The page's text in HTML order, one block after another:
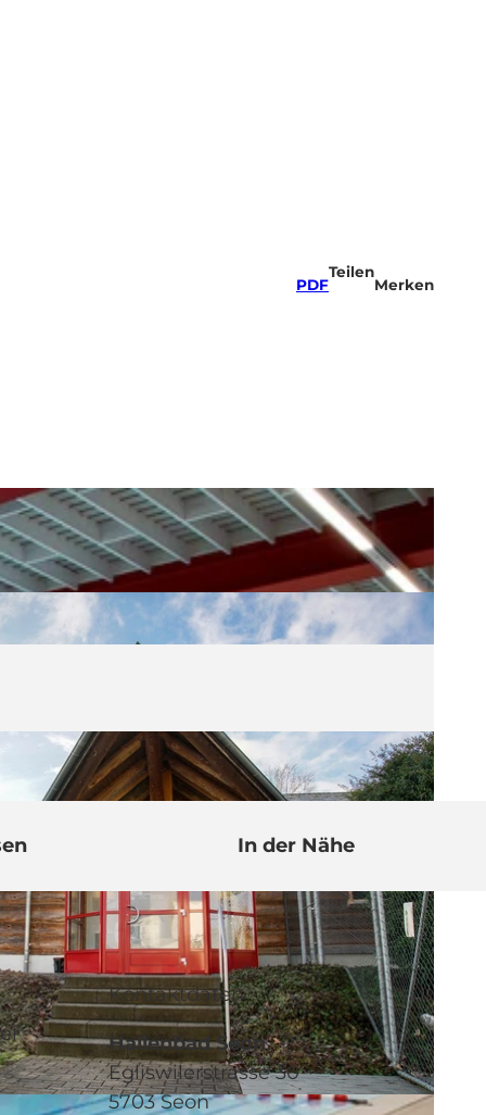
PDF
Teilen
Merken
In der Nähe
Kontaktdaten
Hallenbad Seon
Egliswilerstrasse 30
5703Seon